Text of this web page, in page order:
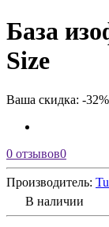
База
Size
Ваша скидка: -32%
0 отзывов0
Производитель:
В наличии